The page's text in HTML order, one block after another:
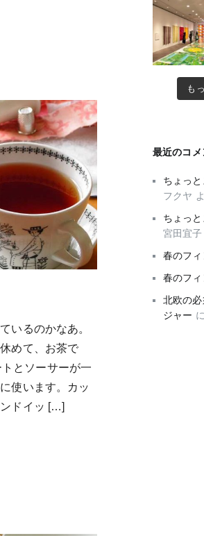
いるのかなあ。
めて、お茶で
とソーサーが一
使います。カッ
ドイッ […]
も
最近のコメ
ちょっ
フクヤ
ちょっ
宮田宜子
春のフ
春のフ
北欧の
ジャー に